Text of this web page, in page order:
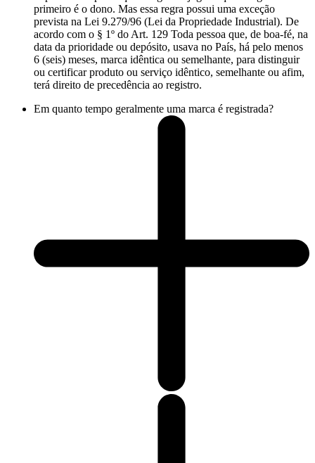
primeiro é o dono. Mas essa regra possui uma exceção
prevista na Lei 9.279/96 (Lei da Propriedade Industrial). De
acordo com o § 1º do Art. 129 Toda pessoa que, de boa-fé, na
data da prioridade ou depósito, usava no País, há pelo menos
6 (seis) meses, marca idêntica ou semelhante, para distinguir
ou certificar produto ou serviço idêntico, semelhante ou afim,
terá direito de precedência ao registro.
Em quanto tempo geralmente uma marca é registrada?